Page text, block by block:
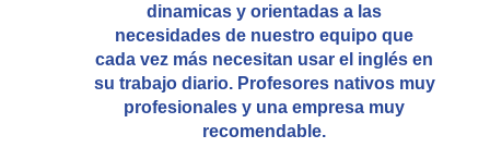
dinamicas y orientadas a las
necesidades de nuestro equipo que
cada vez más necesitan usar el inglés en
su trabajo diario. Profesores nativos muy
profesionales y una empresa muy
recomendable.